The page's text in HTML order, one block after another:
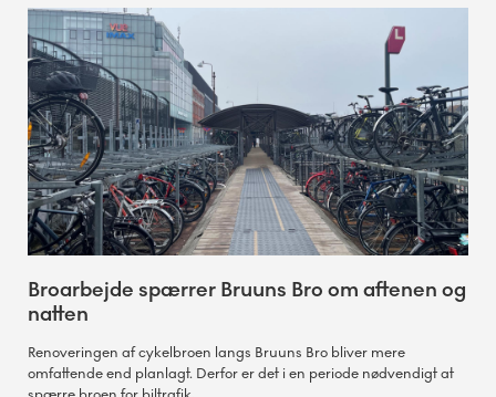
Broarbejde spærrer Bruuns Bro om aftenen og
natten
Renoveringen af cykelbroen langs Bruuns Bro bliver mere
omfattende end planlagt. Derfor er det i en periode nødvendigt at